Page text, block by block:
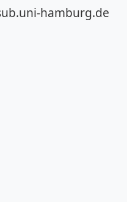
hamburg.de